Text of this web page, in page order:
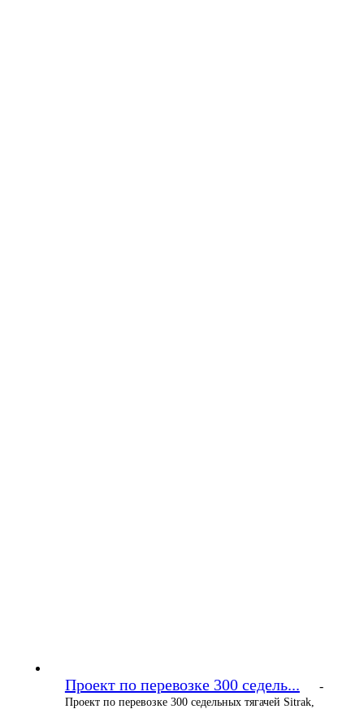
Проект по перевозке 300 седель... -
Проект по перевозке 300 седельных тягачей Sitrak,